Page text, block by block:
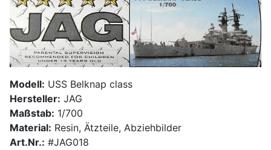
Modell: USS Belknap class
Hersteller: JAG
Maßstab: 1/700
Material: Resin, Ätzteile, Abziehbilder
Art.Nr.: #JAG018